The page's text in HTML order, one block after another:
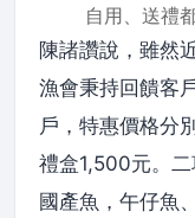
自用、送禮
陳諸讚說，雖然
漁會秉持回饋客
戶，特惠價格分
禮盒1,500元。
國產魚，午仔魚